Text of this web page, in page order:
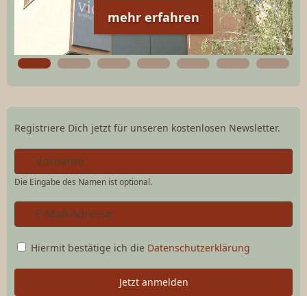
mehr erfahren
Registriere Dich jetzt für unseren kostenlosen Newsletter.
Die Eingabe des Namen ist optional.
Hiermit bestätige ich die Datenschutzerklärung
Jetzt anmelden